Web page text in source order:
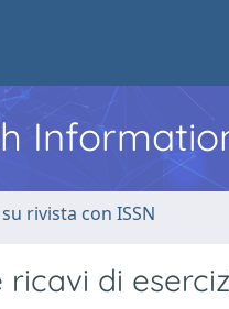
rivista con ISSN
di